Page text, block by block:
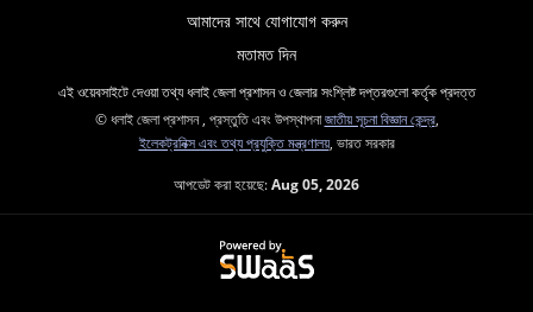
আমাদের সাথে যোগাযোগ করুন
মতামত দিন
এই ওয়েবসাইটে দেওয়া তথ্য ধলাই জেলা প্রশাসন ও জেলার সংশ্লিষ্ট দপ্তরগুলো কর্তৃক প্রদত্ত
© ধলাই জেলা প্রশাসন , প্রস্তুতি এবং উপস্থাপনাজাতীয় সূচনা বিজ্ঞান কেন্দ্র,
ইলেকট্রনিক্স এবং তথ্য প্রযুক্তি মন্ত্রণালয়, ভারত সরকার
আপডেট করা হয়েছে:Aug 05, 2026